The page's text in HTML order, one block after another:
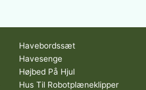
Havebordssæt
Havesenge
Højbed På Hjul
Hus Til Robotplæneklipper